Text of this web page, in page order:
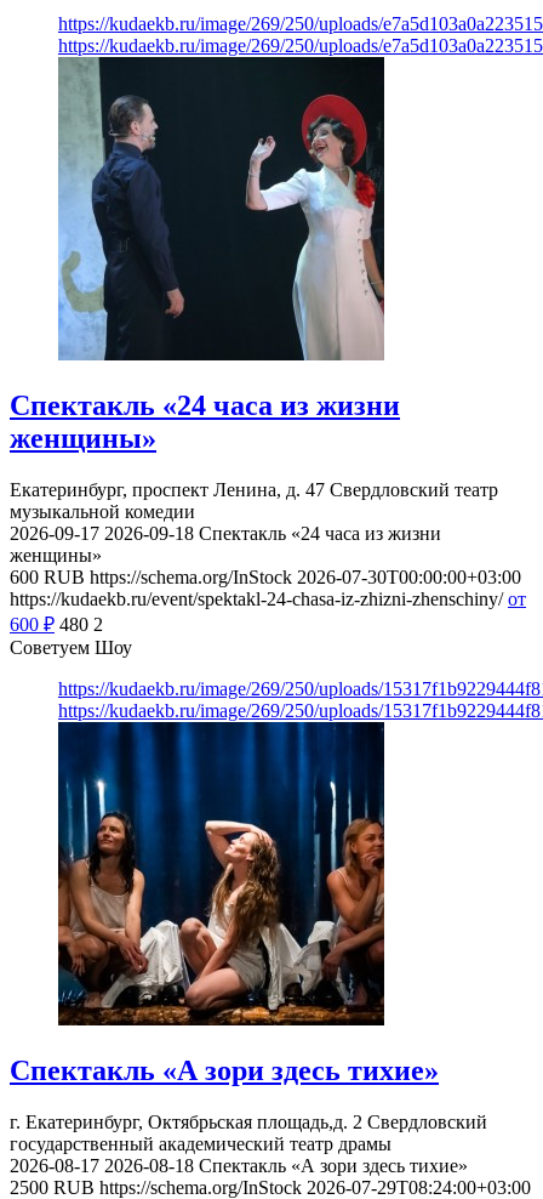
https://kudaekb.ru/image/269/250/uploads/
https://kudaekb.ru/image/269/250/uploads/
Спектакль «24 часа из жизни
женщины»
Екатеринбург, проспект Ленина, д. 47 Свердловский театр
музыкальной комедии
2026-09-17 2026-09-18 Спектакль «24 часа из жизни
женщины»
600 RUB https://schema.org/InStock 2026-07-30T00:00:00+03:00
https://kudaekb.ru/event/spektakl-24-chasa-iz-zhizni-zhenschiny/ от
600 ₽ 480 2
Советуем Шоу
https://kudaekb.ru/image/269/250/uploads/
https://kudaekb.ru/image/269/250/uploads/
Спектакль «А зори здесь тихие»
г. Екатеринбург, Октябрьская площадь,д. 2 Свердловский
государственный академический театр драмы
2026-08-17 2026-08-18 Спектакль «А зори здесь тихие»
2500 RUB https://schema.org/InStock 2026-07-29T08:24:00+03:00